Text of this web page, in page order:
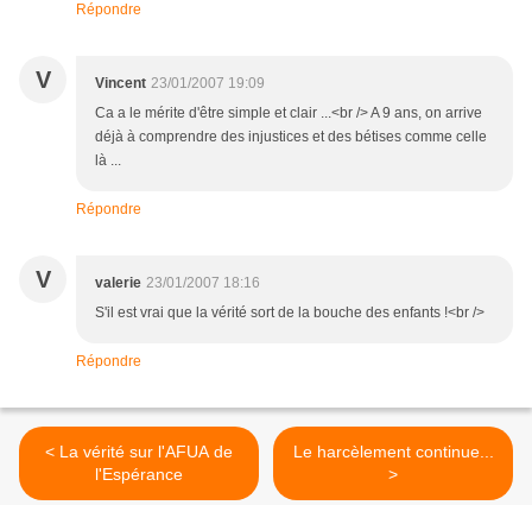
Répondre
V Vincent 23/01/2007 19:09
Ca a le mérite d'être simple et clair ...<br /> A 9 ans, on arrive
déjà à comprendre des injustices et des bétises comme celle
là ...
Répondre
V valerie 23/01/2007 18:16
S'il est vrai que la vérité sort de la bouche des enfants !<br />
Répondre
< La vérité sur l'AFUA de
l'Espérance
Le harcèlement continue...
>